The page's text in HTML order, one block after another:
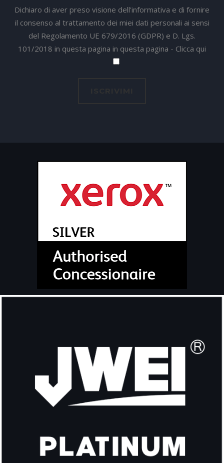
Dichiaro di aver preso visione dell'informativa e di fornire
il consenso al trattamento dei miei dati personali ai sensi
del Regolamento UE 679/2016 (GDPR) e D. Lgs.
101/2018 in questa pagina in questa pagina - Clicca qui